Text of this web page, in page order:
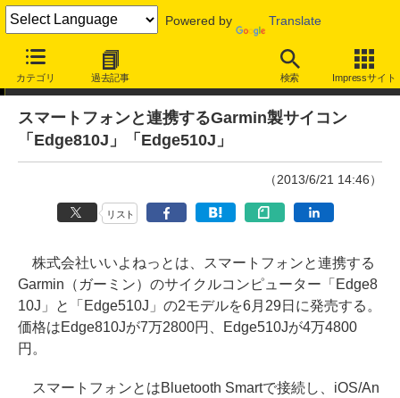
Powered by Translate
カテゴリ 過去記事 検索 Impressサイト
ニュース
スマートフォンと連携するGarmin製サイコン
「Edge810J」「Edge510J」
（2013/6/21 14:46）
リスト
株式会社いいよねっとは、スマートフォンと連携する
Garmin（ガーミン）のサイクルコンピューター「Edge8
10J」と「Edge510J」の2モデルを6月29日に発売する。
価格はEdge810Jが7万2800円、Edge510Jが4万4800
円。
スマートフォンとはBluetooth Smartで接続し、iOS/An